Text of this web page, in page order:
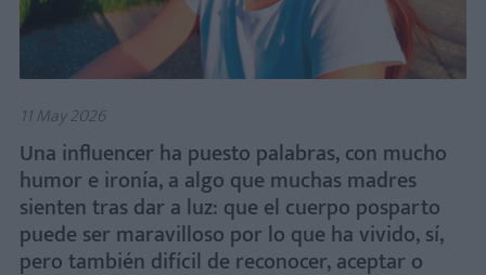
11 May 2026
Una influencer ha puesto palabras, con mucho
humor e ironía, a algo que muchas madres
sienten tras dar a luz: que el cuerpo posparto
puede ser maravilloso por lo que ha vivido, sí,
pero también difícil de reconocer, aceptar o